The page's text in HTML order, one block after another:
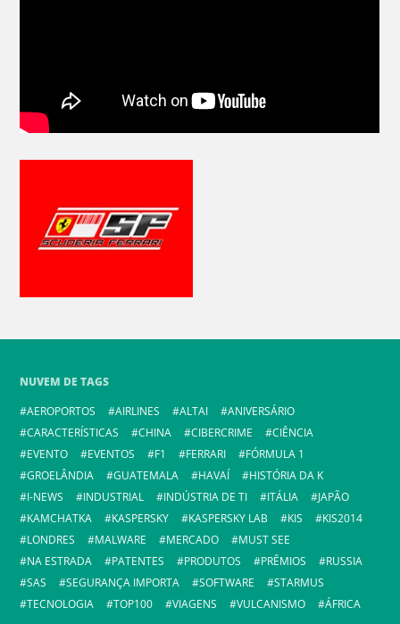
NUVEM DE TAGS
AEROPORTOS
AIRLINES ALTAI
ANIVERSÁRIO
CARACTERÍSTICAS
CHINA CIBERCRIME
CIÊNCIA
EVENTO
EVENTOS F1 FERRARI
FÓRMULA 1
GROELÂNDIA
GUATEMALA HAVAÍ
HISTÓRIA DA K
I-NEWS
INDUSTRIAL INDÚSTRIA DE TI ITÁLIA
JAPÃO
KAMCHATKA
KASPERSKY KASPERSKY LAB KIS
KIS2014
LONDRES
MALWARE MERCADO
MUST SEE
NA ESTRADA
PATENTES PRODUTOS PRÊMIOS
RUSSIA
SAS
SEGURANÇA IMPORTA SOFTWARE
STARMUS
TECNOLOGIA
TOP100 VIAGENS VULCANISMO ÁFRICA